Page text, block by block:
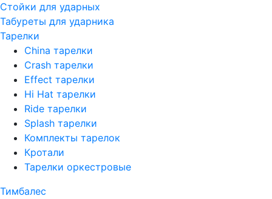
Стойки для ударных
Табуреты для ударника
Тарелки
China тарелки
Crash тарелки
Effect тарелки
Hi Hat тарелки
Ride тарелки
Splash тарелки
Комплекты тарелок
Кротали
Тарелки оркестровые
Тимбалес